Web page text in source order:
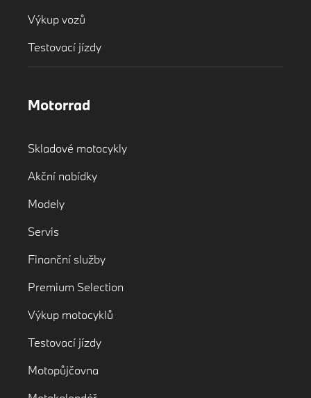
Výkup vozů
Testovací jízdy
Motorrad
Skladové motocykly
Akční nabídky
Modely
Servis
Finanční služby
Premium Selection
Výkup motocyklů
Testovací jízdy
Motopůjčovna